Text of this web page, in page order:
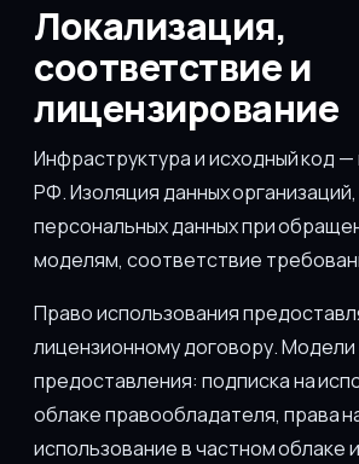
Локализация,
соответствие и
лицензирование
Инфраструктура и исходный код
РФ. Изоляция данных
персональных данных при
моделям, соответствие
Право использования
лицензионному договору. Модели
предоставления: подписка на
облаке правообладателя, права
использование в частном облаке